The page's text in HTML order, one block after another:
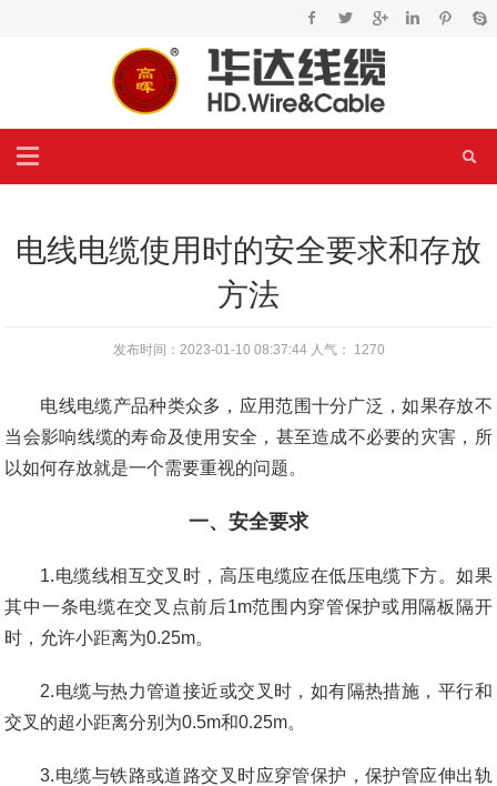
电线电缆使用时的安全要求和存放
方法
发布时间：2023-01-10 08:37:44 人气： 1270
电线电缆产品种类众多，应用范围十分广泛，如果存放不
当会影响线缆的寿命及使用安全，甚至造成不必要的灾害，所
以如何存放就是一个需要重视的问题。
一、安全要求
1.电缆线相互交叉时，高压电缆应在低压电缆下方。如果
其中一条电缆在交叉点前后1m范围内穿管保护或用隔板隔开
时，允许小距离为0.25m。
2.电缆与热力管道接近或交叉时，如有隔热措施，平行和
交叉的超小距离分别为0.5m和0.25m。
3.电缆与铁路或道路交叉时应穿管保护，保护管应伸出轨